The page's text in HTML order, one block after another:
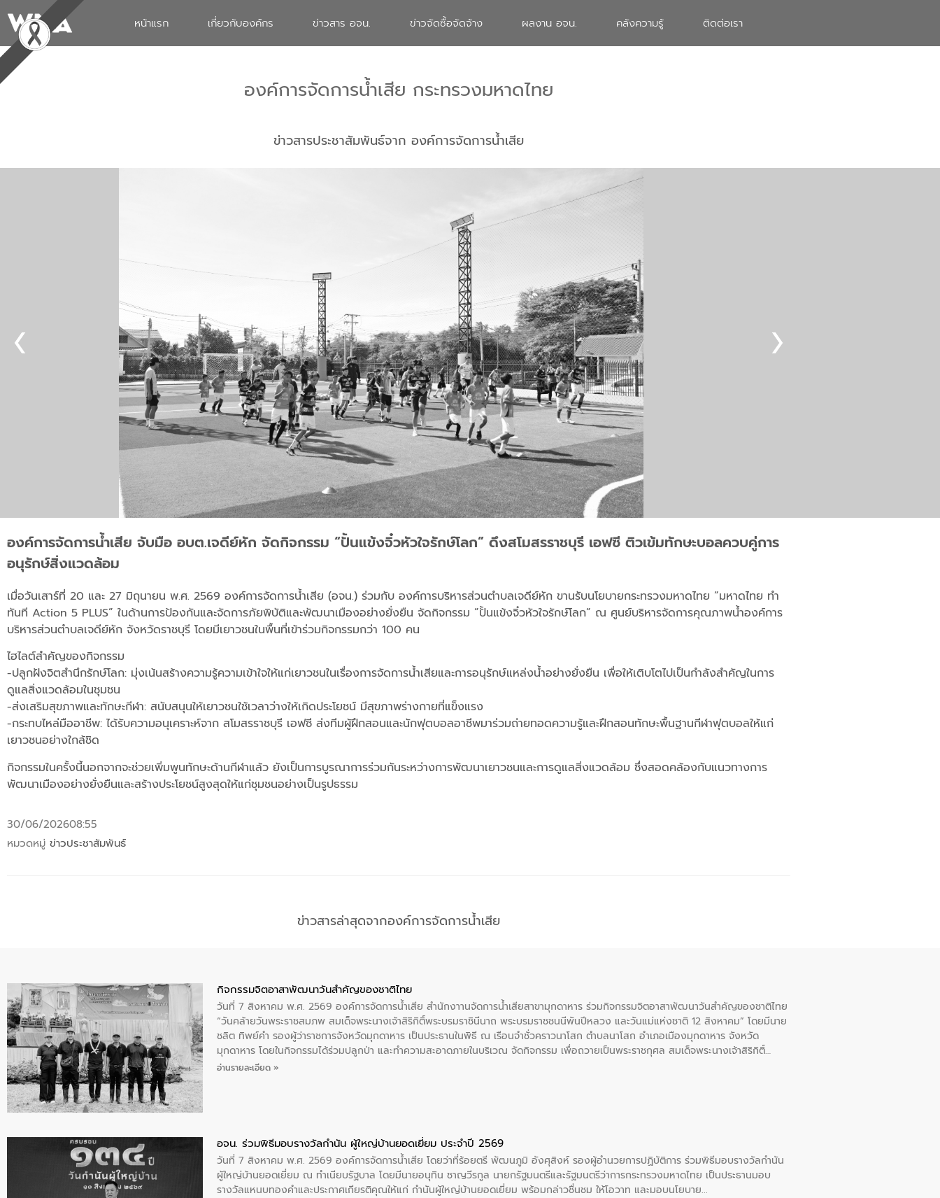
หน้าแรก เกี่ยวกับองค์กร ข่าวสาร อจน. ข่าวจัดซื้อจัดจ้าง ผลงาน อจน. คลังความรู้ ติดต่อเรา
องค์การจัดการน้ำเสีย กระทรวงมหาดไทย
ข่าวสารประชาสัมพันธ์จาก องค์การจัดการน้ำเสีย
องค์การจัดการน้ำเสีย จับมือ อบต.เจดีย์หัก จัดกิจกรรม “ปั้นแข้งจิ๋วหัวใจรักษ์โลก” ดึงสโมสรราชบุรี เอฟซี ติวเข้มทักษะบอลควบคู่การ
อนุรักษ์สิ่งแวดล้อม
เมื่อวันเสาร์ที่ 20 และ 27 มิถุนายน พ.ศ. 2569 องค์การจัดการน้ำเสีย (อจน.) ร่วมกับ องค์การบริหารส่วนตำบลเจดีย์หัก ขานรับนโยบายกระทรวงมหาดไทย “มหาดไทย ทำ
ทันที Action 5 PLUS” ในด้านการป้องกันและจัดการภัยพิบัติและพัฒนาเมืองอย่างยั่งยืน จัดกิจกรรม ”ปั้นแข้งจิ๋วหัวใจรักษ์โลก” ณ ศูนย์บริหารจัดการคุณภาพน้ำองค์การ
บริหารส่วนตำบลเจดีย์หัก จังหวัดราชบุรี โดยมีเยาวชนในพื้นที่เข้าร่วมกิจกรรมกว่า 100 คน
ไฮไลต์สำคัญของกิจกรรม
-ปลูกฝังจิตสำนึกรักษ์โลก: มุ่งเน้นสร้างความรู้ความเข้าใจให้แก่เยาวชนในเรื่องการจัดการน้ำเสียและการอนุรักษ์แหล่งน้ำอย่างยั่งยืน เพื่อให้เติบโตไปเป็นกำลังสำคัญในการ
ดูแลสิ่งแวดล้อมในชุมชน
-ส่งเสริมสุขภาพและทักษะกีฬา: สนับสนุนให้เยาวชนใช้เวลาว่างให้เกิดประโยชน์ มีสุขภาพร่างกายที่แข็งแรง
-กระทบไหล่มืออาชีพ: ได้รับความอนุเคราะห์จาก สโมสรราชบุรี เอฟซี ส่งทีมผู้ฝึกสอนและนักฟุตบอลอาชีพมาร่วมถ่ายทอดความรู้และฝึกสอนทักษะพื้นฐานกีฬาฟุตบอลให้แก่
เยาวชนอย่างใกล้ชิด
กิจกรรมในครั้งนี้นอกจากจะช่วยเพิ่มพูนทักษะด้านกีฬาแล้ว ยังเป็นการบูรณาการร่วมกันระหว่างการพัฒนาเยาวชนและการดูแลสิ่งแวดล้อม ซึ่งสอดคล้องกับแนวทางการ
พัฒนาเมืองอย่างยั่งยืนและสร้างประโยชน์สูงสุดให้แก่ชุมชนอย่างเป็นรูปธรรม
30/06/202608:55
หมวดหมู่ ข่าวประชาสัมพันธ์
ข่าวสารล่าสุดจากองค์การจัดการน้ำเสีย
กิจกรรมจิตอาสาพัฒนาวันสําคัญของชาติไทย
วันที่ 7 สิงหาคม พ.ศ. 2569 องค์การจัดการน้ำเสีย สำนักงาานจัดการน้ำเสียสาขามุกดาหาร ร่วมกิจกรรมจิตอาสาพัฒนาวันสําคัญของชาติไทย
“วันคล้ายวันพระราชสมภพ สมเด็จพระนางเจ้าสิริกิติ์พระบรมราชินีนาถ พระบรมราชชนนีพันปีหลวง และวันแม่แห่งชาติ 12 สิงหาคม” โดยมีนาย
ชลิต ทิพย์คำ รองผู้ว่าราชการจังหวัดมุกดาหาร เป็นประธานในพิธี ณ เรือนจําชั่วคราวนาโสก ตําบลนาโสก อําเภอเมืองมุกดาหาร จังหวัด
มุกดาหาร โดยในกิจกรรมได้ร่วมปลูกป่า และทําความสะอาดภายในบริเวณ จัดกิจกรรม เพื่อถวายเป็นพระราชกุศล สมเด็จพระนางเจ้าสิริกิติ์
พระบรมราชินีนาถ พระบรมราชชนนีพันปีหลวง พร้อมถวายสัจปฏิญาณ ทำความดีด้วยหัวใจ
อ่านรายละเอียด »
อจน. ร่วมพิธีมอบรางวัลกำนัน ผู้ใหญ่บ้านยอดเยี่ยม ประจำปี 2569
วันที่ 7 สิงหาคม พ.ศ. 2569 องค์การจัดการน้ำเสีย โดยว่าที่ร้อยตรี พัฒนภูมิ อังศุสิงห์ รองผู้อำนวยการปฏิบัติการ ร่วมพิธีมอบรางวัลกำนัน
ผู้ใหญ่บ้านยอดเยี่ยม ณ ทำเนียบรัฐบาล โดยมีนายอนุทิน ชาญวีรกูล นายกรัฐมนตรีและรัฐมนตรีว่าการกระทรวงมหาดไทย เป็นประธานมอบ
รางวัลแหนบทองคำและประกาศเกียรติคุณให้แก่ กำนันผู้ใหญ่บ้านยอดเยี่ยม พร้อมกล่าวชื่นชม ให้โอวาท และมอบนโยบาย